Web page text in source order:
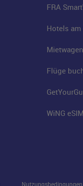
FRA
Hotels
Flüge
WiNG eSIM